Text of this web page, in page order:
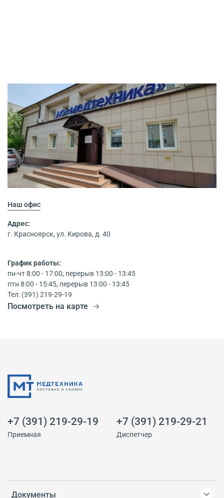
Наш офис
Адрес:
г. Красноярск, ул. Кирова, д. 40
График работы:
пн-чт 8:00 - 17:00, перерыв 13:00 - 13:45
птн 8:00 - 15:45, перерыв 13:00 - 13:45
Тел: (391) 219-29-19
Посмотреть на карте
Документы
+7 (391) 219-29-19
Приемная
+7 (391) 219-29-21
Диспетчер